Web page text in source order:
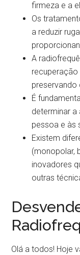
firmeza e a
Os
a reduzir
A
recuperação
preservando
É
determinar
pessoa e às
Existem
(monopolar,
inovadores
outras
Olá a todos! Hoje